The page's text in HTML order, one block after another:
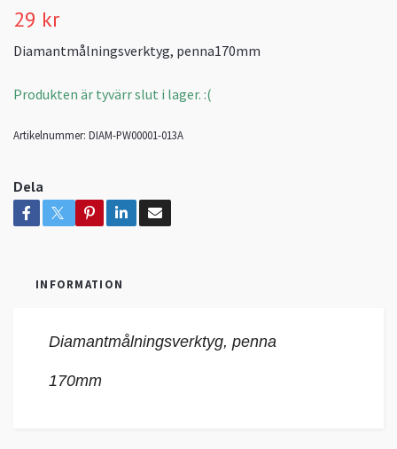
29 kr
Diamantmålningsverktyg, penna170mm
Produkten är tyvärr slut i lager. :(
Artikelnummer: DIAM-PW00001-013A
Dela
INFORMATION
Diamantmålningsverktyg, penna
170mm